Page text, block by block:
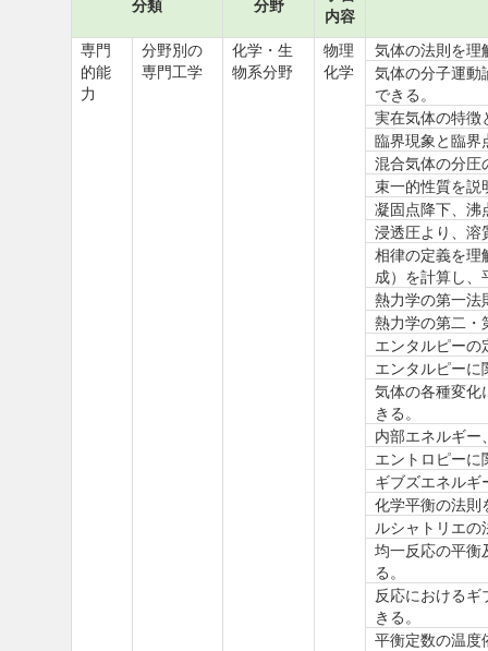
分類 分野
内容
専門
的能
力
分野別の
専門工学
化学・生
物系分野
物理
化学
気体の法則を理
気体の分子運動
できる。
実在気体の特徴
臨界現象と臨界
混合気体の分圧
束一的性質を説
凝固点降下、沸
浸透圧より、溶
相律の定義を理
成）を計算し
熱力学の第一法
熱力学の第二・
エンタルピー
エンタルピー
気体の各種変化
きる。
内部エネルギ
エントロピー
ギブズエネルギ
化学平衡の法則
ルシャトリエ
均一反応の平衡
る。
反応における
きる。
平衡定数の温度